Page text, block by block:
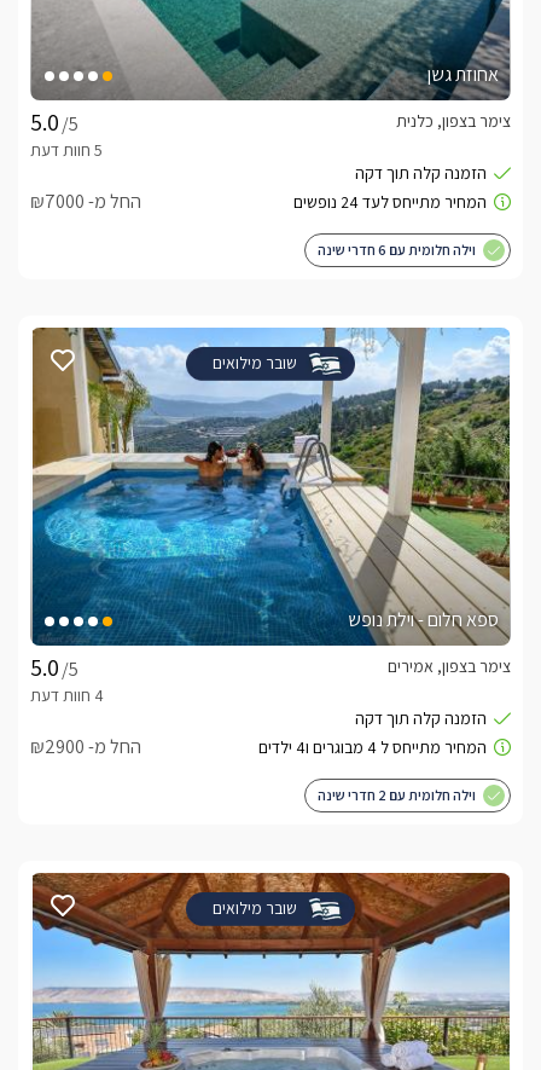
אחוזת גשן
/5
צימר בצפון, כלנית
החל מ- ₪7000
וילה חלומית עם 6 חדרי שינה
שובר מילואים
ספא חלום - וילת נופש
/5
צימר בצפון, אמירים
החל מ- ₪2900
וילה חלומית עם 2 חדרי שינה
שובר מילואים